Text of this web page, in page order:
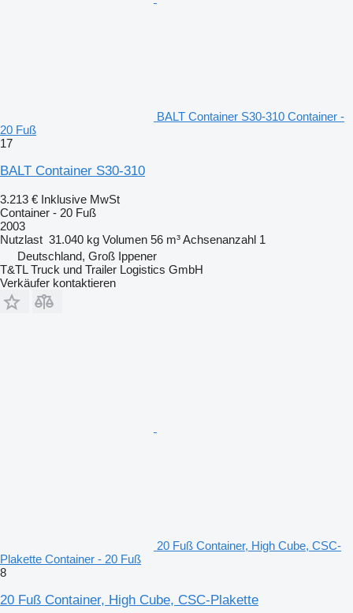
BALT Container S30-310 Container -
20 Fuß
17
BALT Container S30-310
3.213 € Inklusive MwSt
Container - 20 Fuß
2003
Nutzlast 31.040 kg Volumen 56 m³Achsenanzahl 1
Deutschland, Groß Ippener
T&TL Truck und Trailer Logistics GmbH
Verkäufer kontaktieren
20 Fuß Container, High Cube, CSC-
Plakette Container - 20 Fuß
8
20 Fuß Container, High Cube, CSC-Plakette